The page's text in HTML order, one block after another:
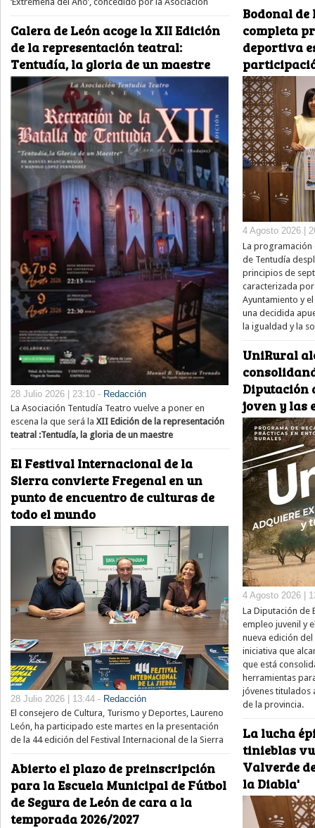
Calera de León acoge la XII Edición
de la representación teatral:
Tentudía, la gloria de un maestre
28 Julio 2026 | 23:10 - Redacción
La Asociación Tentudía Teatro vuelve a poner en
escena la que será la XII Edición de la representación
teatral :Tentudía, la gloria de un maestre
El Festival Internacional de la
Sierra convierte Fregenal en un
punto de encuentro de culturas de
todo el mundo
28 Julio 2026 | 13:44 - Redacción
El consejero de Cultura, Turismo y Deportes, Laureno
León, ha participado este martes en la presentación
de la 44 edición del Festival Internacional de la Sierra
Abierto el plazo de preinscripción
para la Escuela Municipal de Fútbol
de Segura de León de cara a la
temporada 2026/2027
Bodonal
completa
deportiva
4 Agosto 2026 |
La programación
de Tentudía
principios de
caracterizada
Ayuntamiento y
una decidida
la igualdad y la
UniRural
Diputación
joven y las
4 Agosto 2026 |
La Diputación de
empleo juvenil y
nueva edición
iniciativa que
que está
herramientas
jóvenes titulados
de la provincia.
La lucha
tinieblas
Valverde
la Diabla'